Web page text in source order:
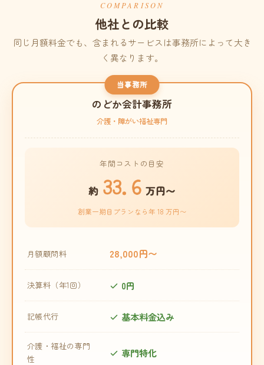
COMPARISON
他社との比較
同じ月額料金でも、含まれるサービスは事務所によって大き
く異なります。
当事務所
のどか会計事務所
介護・障がい福祉専門
年間コストの目安
約 33.6 万円〜
創業一期目プランなら年 18 万円〜
月額顧問料 28,000円〜
決算料（年1回） 0円
記帳代行 基本料金込み
介護・福祉の専門
性
専門特化